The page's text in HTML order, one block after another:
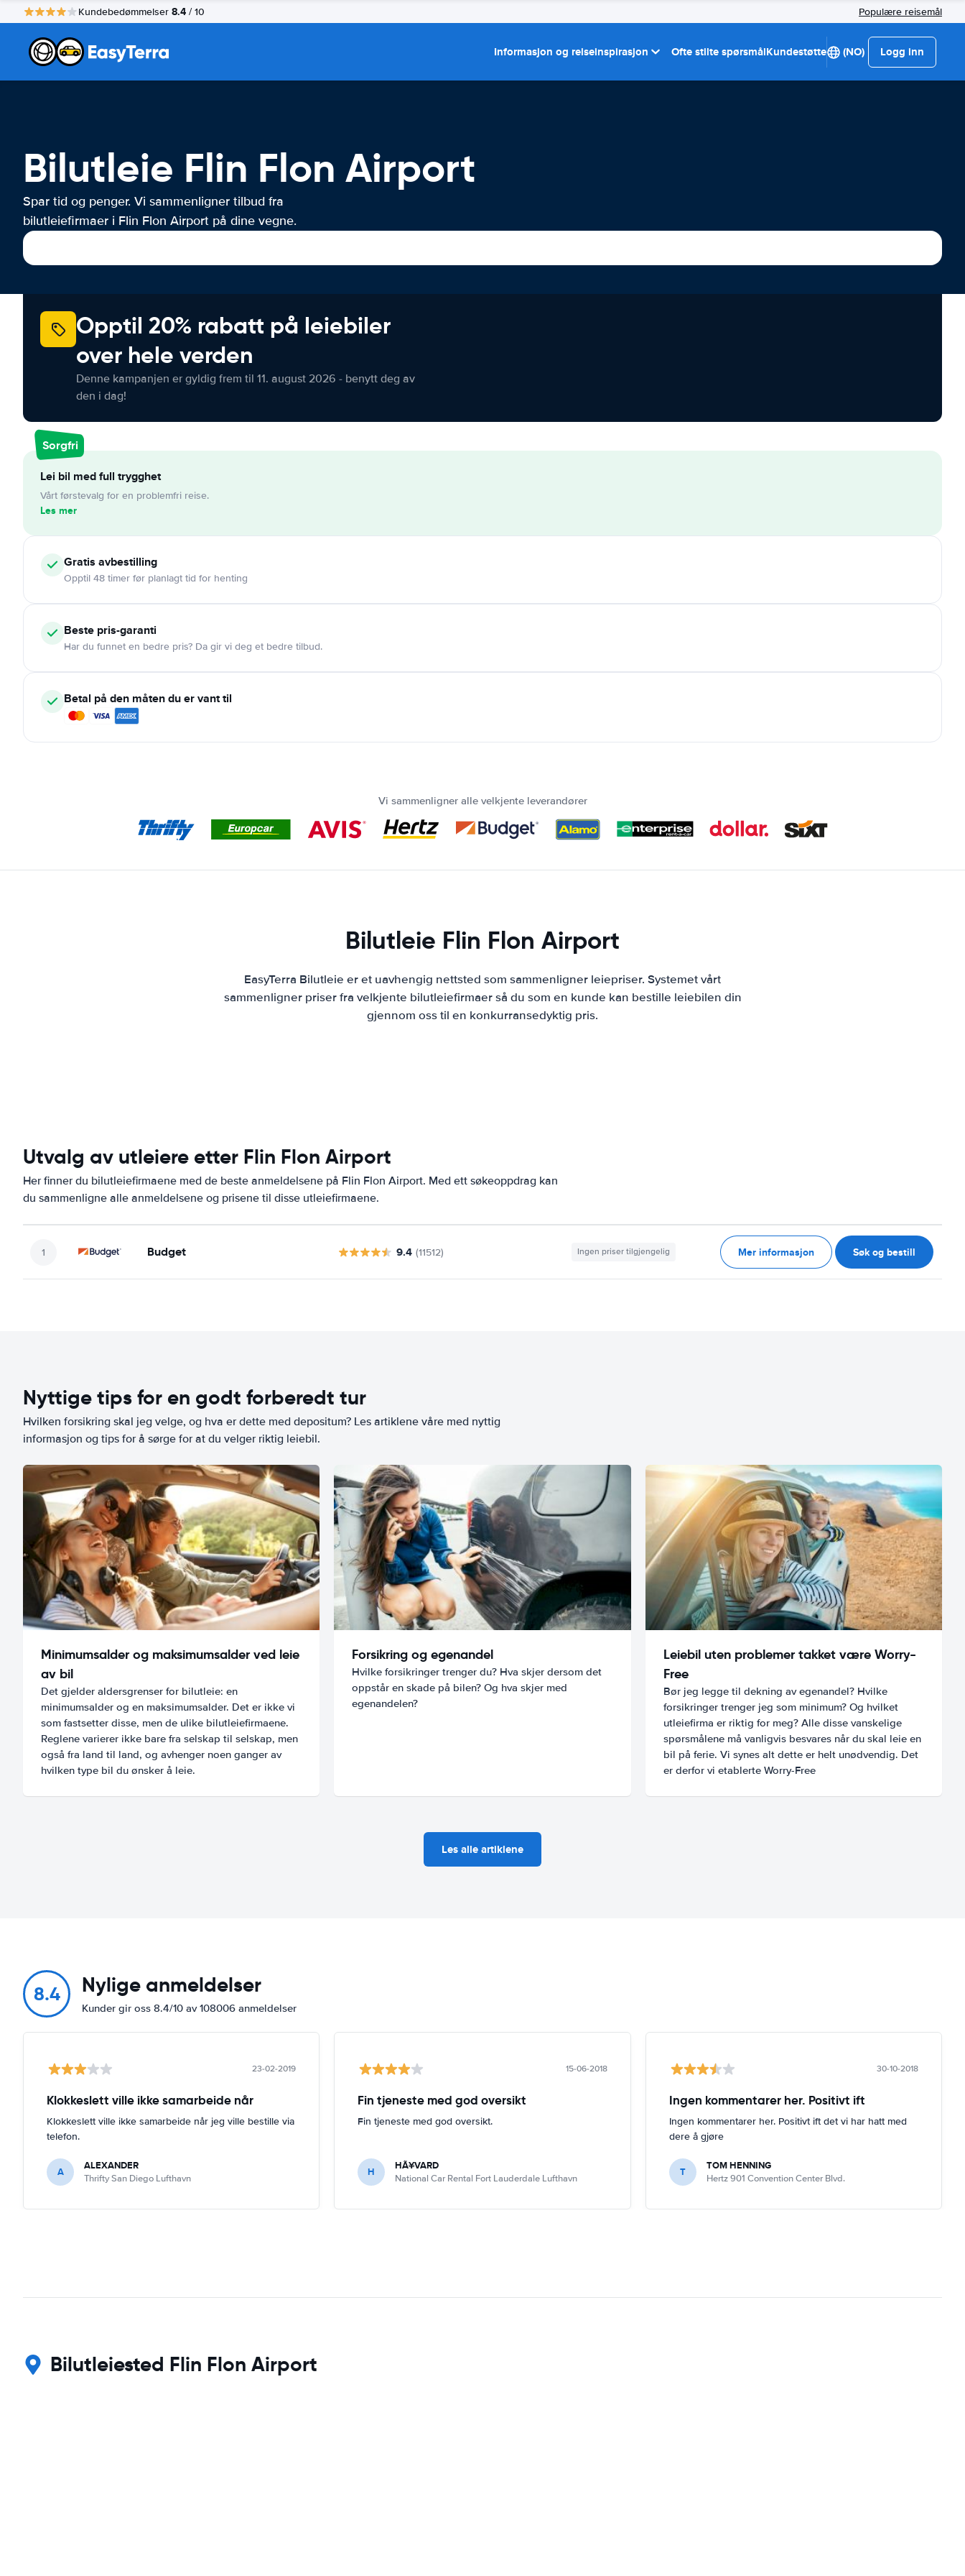
Kundebedømmelser 8.4 / 10 Populære reisemål
Informasjon og reiseinspirasjon Ofte stilte spørsmålKundestøtte (NO) Logg inn
Bilutleie Flin Flon Airport
Spar tid og penger. Vi sammenligner tilbud fra
bilutleiefirmaer i Flin Flon Airport på dine vegne.
Opptil 20% rabatt på leiebiler
over hele verden
Denne kampanjen er gyldig frem til 11. august 2026 - benytt deg av
den i dag!
Sorgfri
Lei bil med full trygghet
Vårt førstevalg for en problemfri reise.
Les mer
Gratis avbestilling
Opptil 48 timer før planlagt tid for henting
Beste pris-garanti
Har du funnet en bedre pris? Da gir vi deg et bedre tilbud.
Betal på den måten du er vant til
Vi sammenligner alle velkjente leverandører
Bilutleie Flin Flon Airport
EasyTerra Bilutleie er et uavhengig nettsted som sammenligner leiepriser. Systemet vårt
sammenligner priser fra velkjente bilutleiefirmaer så du som en kunde kan bestille leiebilen din
gjennom oss til en konkurransedyktig pris.
Utvalg av utleiere etter Flin Flon Airport
Her finner du bilutleiefirmaene med de beste anmeldelsene på Flin Flon Airport. Med ett søkeoppdrag kan
du sammenligne alle anmeldelsene og prisene til disse utleiefirmaene.
Budget 9.4 (11512) Ingen priser tilgjengelig Mer informasjon Søk og bestill
Nyttige tips for en godt forberedt tur
Hvilken forsikring skal jeg velge, og hva er dette med depositum? Les artiklene våre med nyttig
informasjon og tips for å sørge for at du velger riktig leiebil.
Minimumsalder og maksimumsalder ved leie
av bil
Det gjelder aldersgrenser for bilutleie: en
minimumsalder og en maksimumsalder. Det er ikke vi
som fastsetter disse, men de ulike bilutleiefirmaene.
Reglene varierer ikke bare fra selskap til selskap, men
også fra land til land, og avhenger noen ganger av
hvilken type bil du ønsker å leie.
Forsikring og egenandel
Hvilke forsikringer trenger du? Hva skjer dersom det
oppstår en skade på bilen? Og hva skjer med
egenandelen?
Leiebil uten problemer takket være Worry-
Free
Bør jeg legge til dekning av egenandel? Hvilke
forsikringer trenger jeg som minimum? Og hvilket
utleiefirma er riktig for meg? Alle disse vanskelige
spørsmålene må vanligvis besvares når du skal leie en
bil på ferie. Vi synes alt dette er helt unødvendig. Det
er derfor vi etablerte Worry-Free
Les alle artiklene
8.4 Nylige anmeldelser
Kunder gir oss 8.4/10 av 108006 anmeldelser
23-02-2019
Klokkeslett ville ikke samarbeide når
Klokkeslett ville ikke samarbeide når jeg ville bestille via
telefon.
A ALEXANDER
Thrifty San Diego Lufthavn
15-06-2018
Fin tjeneste med god oversikt
Fin tjeneste med god oversikt.
H HÃ¥VARD
National Car Rental Fort Lauderdale Lufthavn
30-10-2018
Ingen kommentarer her. Positivt ift
Ingen kommentarer her. Positivt ift det vi har hatt med
dere å gjøre
T TOM HENNING
Hertz 901 Convention Center Blvd.
Bilutleiested Flin Flon Airport